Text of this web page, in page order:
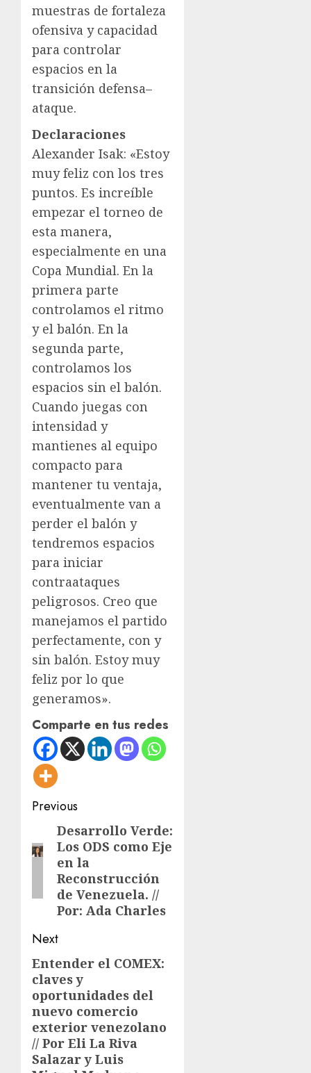
muestras de fortaleza
ofensiva y capacidad
para controlar
espacios en la
transición defensa–
ataque.
Declaraciones
Alexander Isak: «Estoy
muy feliz con los tres
puntos. Es increíble
empezar el torneo de
esta manera,
especialmente en una
Copa Mundial. En la
primera parte
controlamos el ritmo
y el balón. En la
segunda parte,
controlamos los
espacios sin el balón.
Cuando juegas con
intensidad y
mantienes al equipo
compacto para
mantener tu ventaja,
eventualmente van a
perder el balón y
tendremos espacios
para iniciar
contraataques
peligrosos. Creo que
manejamos el partido
perfectamente, con y
sin balón. Estoy muy
feliz por lo que
generamos».
Comparte en tus redes
Post
navigation
Previous
Previous
post:
Desarrollo Verde:
Los ODS como Eje
en la
Reconstrucción
de Venezuela. //
Por: Ada Charles
Next
Next
post:
Entender el COMEX:
claves y
oportunidades del
nuevo comercio
exterior venezolano
// Por Eli La Riva
Salazar y Luis